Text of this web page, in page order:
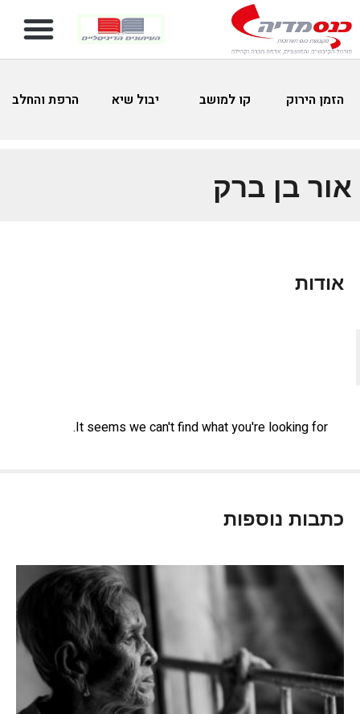
הזמן הירוק קו למושב יבול שיא הרפת והחלב
אור בן ברק
אודות
It seems we can't find what you're looking for.
כתבות נוספות